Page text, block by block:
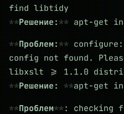
find libtidy
Решение:
apt-get
Проблем:
config not found.
libxslt >= 1.1.0
Решение:
apt-get
Проблем
: checking